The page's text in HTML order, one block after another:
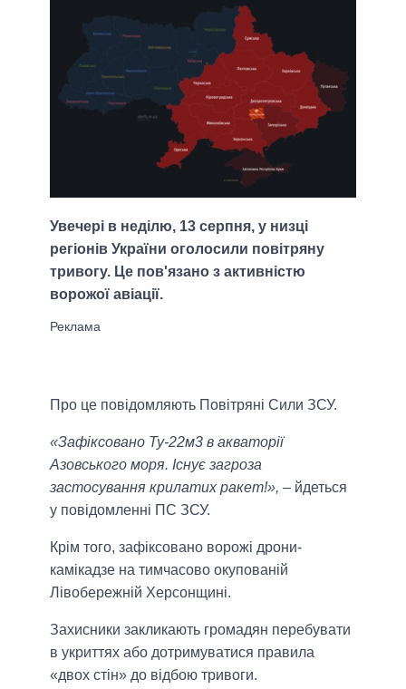
Увечері в неділю, 13 серпня, у низці
регіонів України оголосили повітряну
тривогу. Це пов'язано з активністю
ворожої авіації.
Про це повідомляють Повітряні Сили ЗСУ.
«Зафіксовано Ту-22м3 в акваторії
Азовського моря. Існує загроза
застосування крилатих ракет!», – йдеться
у повідомленні ПС ЗСУ.
Крім того, зафіксовано ворожі дрони-
камікадзе на тимчасово окупованій
Лівобережній Херсонщині.
Захисники закликають громадян перебувати
в укриттях або дотримуватися правила
«двох стін» до відбою тривоги.